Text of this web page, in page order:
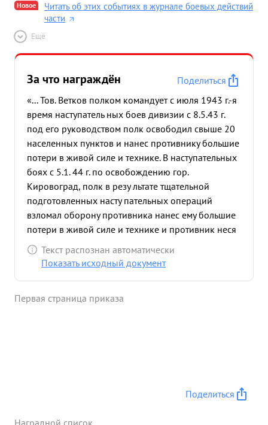
Новое
Читать об этих событиях в журнале боевых действий
части
Ещё
За что награждён
Поделиться
«... Тов. Ветков полком командует с июля 1943 г.-я
время наступатель ных боев дивизии с 8.5.43 г.
под его руководством полк освободил свыше 20
населенных пунктов и нанес противнику большие
потери в живой силе и технике. В наступательных
боях с 5.1. 44 г. по освобождению гор.
Кировоград, полк в резу льтате тщательной
подготовленных насту пательных операций
взломал оборону противника нанес ему большие
потери в живой силе и технике и противник неся
большие потери не выдержав ударов начал
отходить в западном направлении, в этих боях
пункты Плавни Покровское повралександровка
Текст распознан автоматически
Показать исходный документ
Первая страница приказа
Поделиться
Наградной список